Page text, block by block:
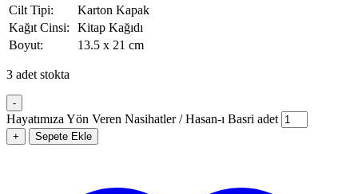
Cilt Tipi:
Karton Kapak
Kağıt Cinsi:
Kitap Kağıdı
Boyut:
13.5 x 21 cm
3 adet stokta
-
Hayatımıza Yön Veren Nasihatler / Hasan-ı Basri adet
+ Sepete Ekle